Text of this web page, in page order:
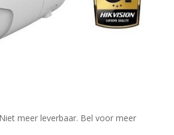
meer leverbaar. Bel voor meer